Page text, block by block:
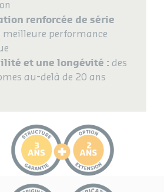
renforcée de série
meilleure performance
et une longévité : des
au-delà de 20 ans